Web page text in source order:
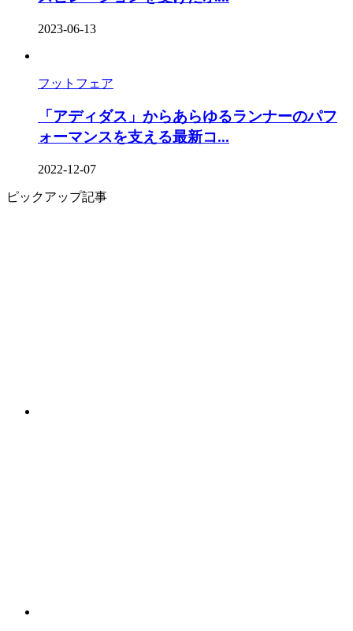
2023-06-13
フットフェア
「アディダス」からあらゆるランナーのパフ
ォーマンスを支える最新コ...
2022-12-07
ピックアップ記事